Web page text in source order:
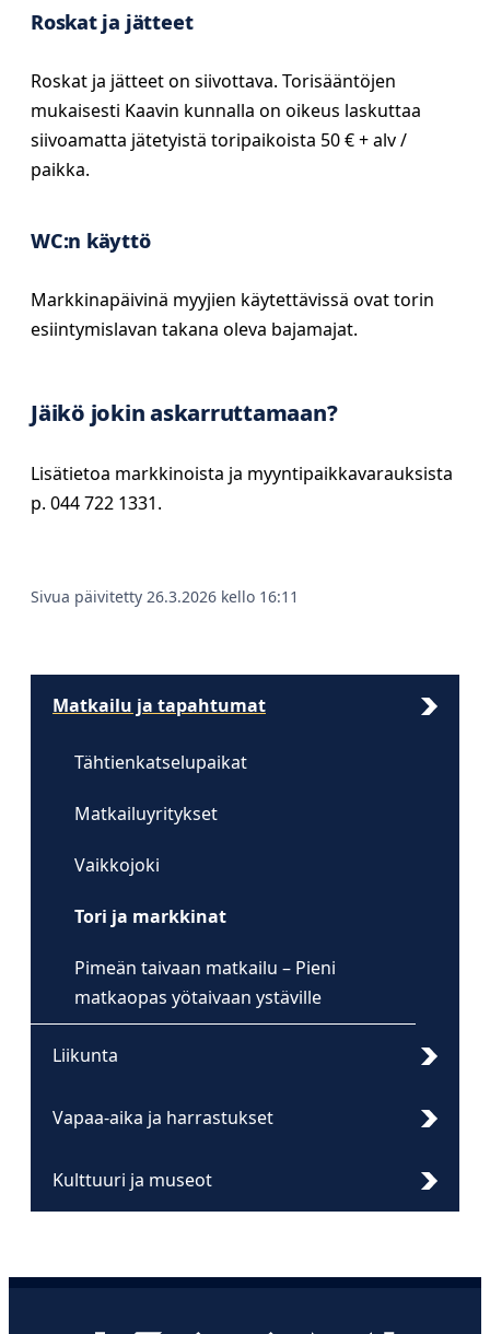
Roskat ja jätteet
Roskat ja jätteet on siivottava. Torisääntöjen
mukaisesti Kaavin kunnalla on oikeus laskuttaa
siivoamatta jätetyistä toripaikoista 50 € + alv /
paikka.
WC:n käyttö
Markkinapäivinä myyjien käytettävissä ovat torin
esiintymislavan takana oleva bajamajat.
Jäikö jokin askarruttamaan?
Lisätietoa markkinoista ja myyntipaikkavarauksista
p. 044 722 1331.
Sivua päivitetty 26.3.2026 kello 16:11
Matkailu ja tapahtumat
Tähtienkatselupaikat
Matkailuyritykset
Vaikkojoki
Tori ja markkinat
Pimeän taivaan matkailu – Pieni
matkaopas yötaivaan ystäville
Liikunta
Vapaa-aika ja harrastukset
Kulttuuri ja museot